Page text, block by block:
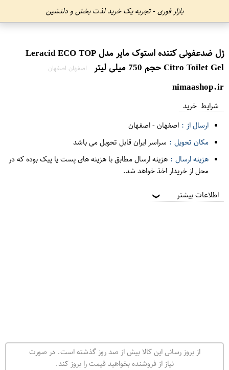
بازار فوری - تجربه یک خرید لذت بخش و دلنشین
ژل ضدعفونی کننده استوک مایر مدل Leracid ECO TOP
Citro Toilet Gel حجم 750 میلی لیتر
اصفهان اصفهان
nimaashop.ir
شرایط خرید
ارسال از : اصفهان-اصفهان
مکان تحویل : سراسر ایران قابل تحویل می باشد
هزینه ارسال : هزینه ارسال مطابق با هزینه های پست یا پیک بوده که در
محل از خریدار اخذ خواهد شد.
اطلاعات بیشتر ❯
از بروز رسانی این کالا بیش از صد روز گذشته است. در صورت
نیاز از فروشنده بخواهید قیمت را بروز کند.